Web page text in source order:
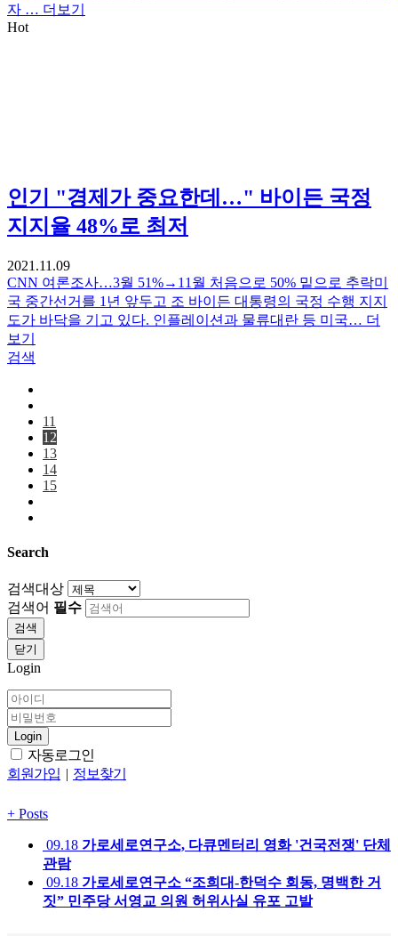
자 … 더보기
Hot
인기
"경제가 중요한데…" 바이든 국정
지지율 48%로 최저
2021.11.09
CNN 여론조사…3월 51%→11월 처음으로 50% 밑으로 추락미
국 중간선거를 1년 앞두고 조 바이든 대통령의 국정 수행 지지
도가 바닥을 기고 있다. 인플레이션과 물류대란 등 미국… 더
보기
검색
11
12
13
14
15
Search
검색대상
검색어 필수
검색
닫기
Login
Login
자동로그인
회원가입 | 정보찾기
+ Posts
09.18 가로세로연구소, 다큐멘터리 영화 '건국전쟁' 단체
관람
09.18 가로세로연구소 “조희대-한덕수 회동, 명백한 거
짓” 민주당 서영교 의원 허위사실 유포 고발